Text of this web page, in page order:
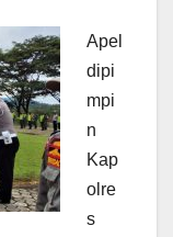
Apel
dipi
mpi
n
Kap
olre
s